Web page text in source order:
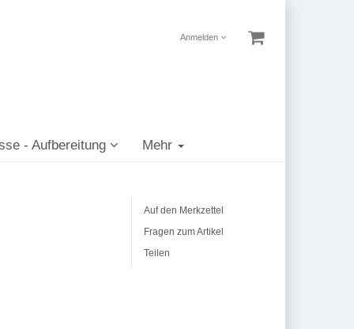
Anmelden
- Aufbereitung Mehr
Auf den Merkzettel
Fragen zum Artikel
Teilen